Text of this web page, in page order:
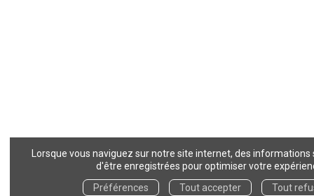
Lorsque vous naviguez sur notre site internet, des
d'être enregistrées pour optimiser votre
Préférences
Tout accepter Tout